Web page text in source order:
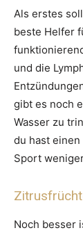
Als erstes
beste Helfer
und die
gibt es noch
Wasser zu
du hast
Sport
Noch besser